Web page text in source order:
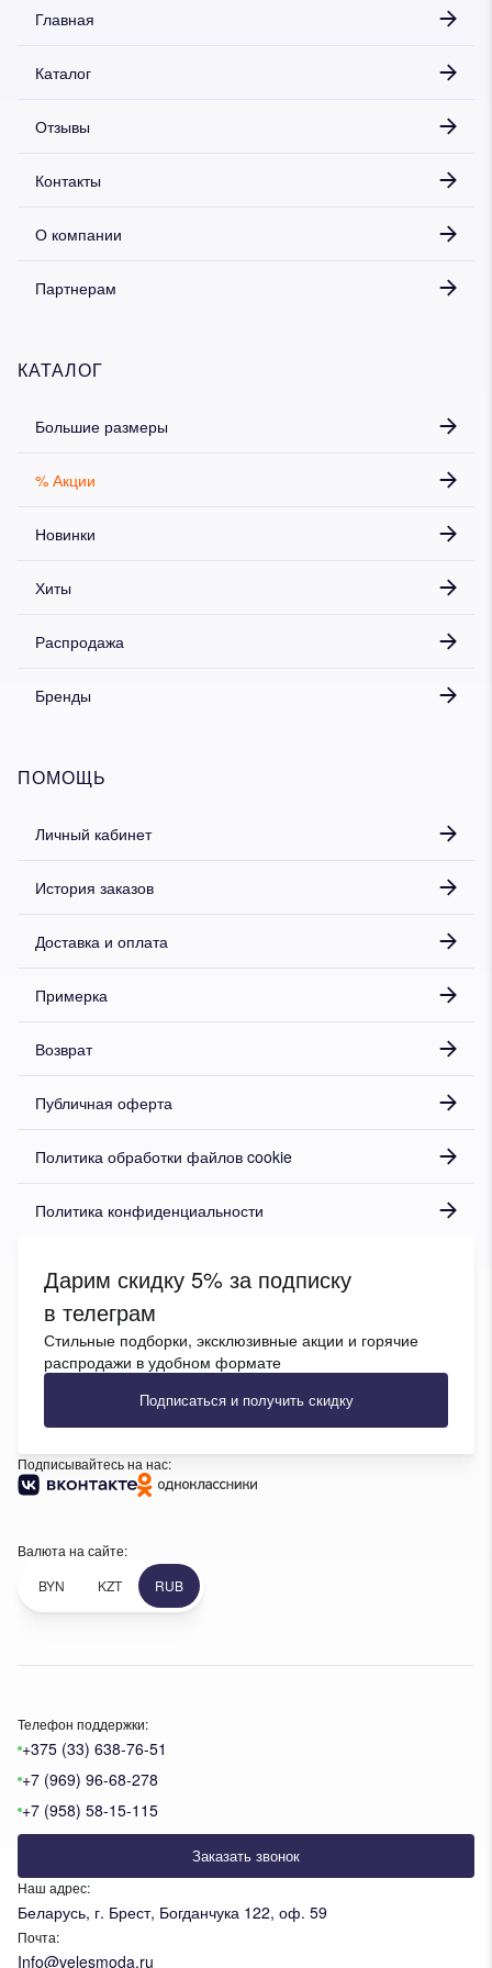
Телефон поддержки:
+375 (33) 638-76-51
+7 (969) 96-68-278
+7 (958) 58-15-115
Заказать звонок
Наш адрес:
Беларусь, г. Брест, Богданчука 122, оф. 59
Почта:
Info@velesmoda.ru
Главная
Каталог
Отзывы
Контакты
О компании
Партнерам
КАТАЛОГ
Большие размеры
% Акции
Новинки
Хиты
Распродажа
Бренды
ПОМОЩЬ
Личный кабинет
История заказов
Доставка и оплата
Примерка
Возврат
Публичная оферта
Политика обработки файлов cookie
Политика конфиденциальности
Дарим скидку 5% за подписку
в телеграм
Стильные подборки, эксклюзивные акции и горячие
распродажи в удобном формате
Подписаться и получить скидку
Подписывайтесь на нас:
Валюта на сайте:
BYN
KZT RUB
распродажи в удобном формате